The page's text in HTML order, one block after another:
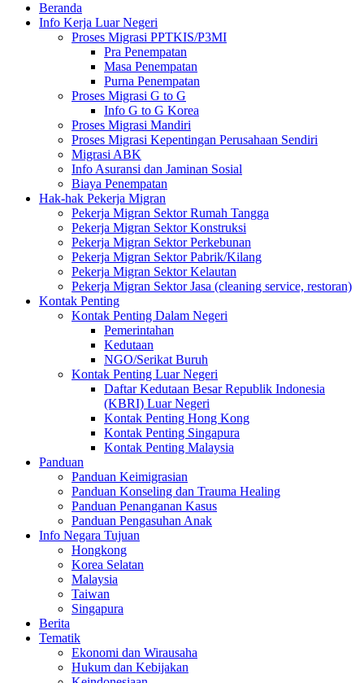
Beranda
Info Kerja Luar Negeri
Proses Migrasi PPTKIS/P3MI
Pra Penempatan
Masa Penempatan
Purna Penempatan
Proses Migrasi G to G
Info G to G Korea
Proses Migrasi Mandiri
Proses Migrasi Kepentingan Perusahaan Sendiri
Migrasi ABK
Info Asuransi dan Jaminan Sosial
Biaya Penempatan
Hak-hak Pekerja Migran
Pekerja Migran Sektor Rumah Tangga
Pekerja Migran Sektor Konstruksi
Pekerja Migran Sektor Perkebunan
Pekerja Migran Sektor Pabrik/Kilang
Pekerja Migran Sektor Kelautan
Pekerja Migran Sektor Jasa (cleaning service, restoran)
Kontak Penting
Kontak Penting Dalam Negeri
Pemerintahan
Kedutaan
NGO/Serikat Buruh
Kontak Penting Luar Negeri
Daftar Kedutaan Besar Republik Indonesia
(KBRI) Luar Negeri
Kontak Penting Hong Kong
Kontak Penting Singapura
Kontak Penting Malaysia
Panduan
Panduan Keimigrasian
Panduan Konseling dan Trauma Healing
Panduan Penanganan Kasus
Panduan Pengasuhan Anak
Info Negara Tujuan
Hongkong
Korea Selatan
Malaysia
Taiwan
Singapura
Berita
Tematik
Ekonomi dan Wirausaha
Hukum dan Kebijakan